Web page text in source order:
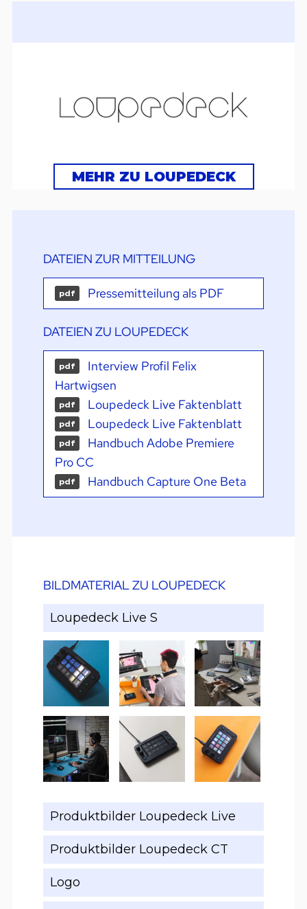
MEHR ZU LOUPEDECK
DATEIEN ZUR MITTEILUNG
pdf Pressemitteilung als PDF
DATEIEN ZU LOUPEDECK
pdf
Interview Profil Felix
Hartwigsen
pdf Loupedeck Live Faktenblatt
pdf Loupedeck Live Faktenblatt
pdf
Handbuch Adobe Premiere
Pro CC
pdf Handbuch Capture One Beta
BILDMATERIAL ZU LOUPEDECK
Loupedeck Live S
Produktbilder Loupedeck Live
Produktbilder Loupedeck CT
Logo